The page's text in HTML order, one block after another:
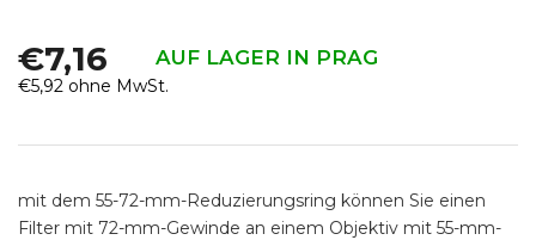
€7,16 AUF LAGER IN PRAG
€5,92 ohne MwSt.
mit dem 55-72-mm-Reduzierungsring können Sie einen
Filter mit 72-mm-Gewinde an einem Objektiv mit 55-mm-